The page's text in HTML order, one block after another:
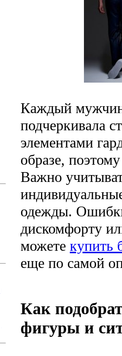
Каждый
подчеркивала
элементами
образе,
Важно
одежды.
дискомфорту
можете купить
еще по самой
Как
фигуры и